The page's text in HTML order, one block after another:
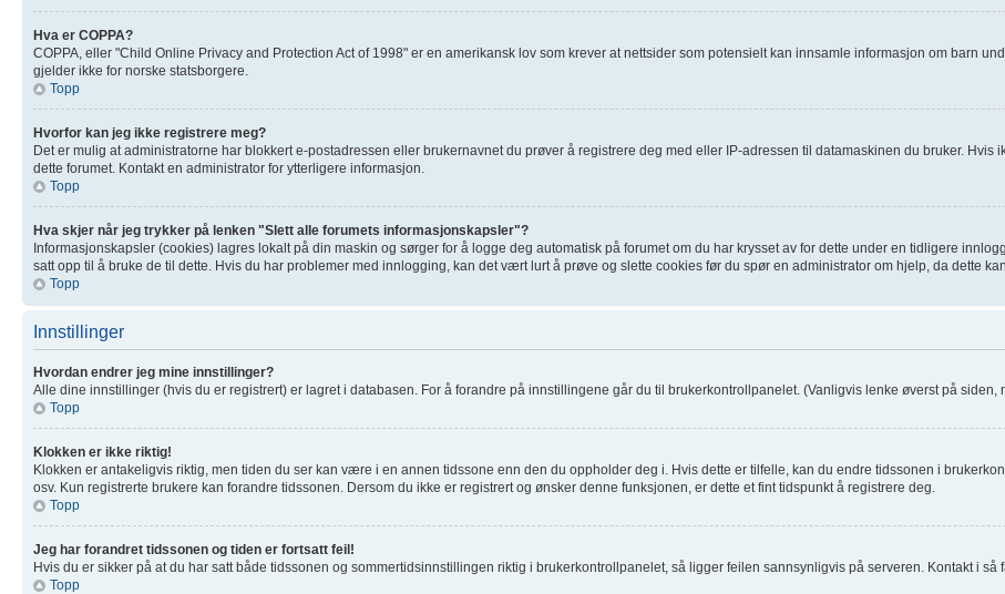
Hva er COPPA?
COPPA, eller "Child Online Privacy and Protection Act of 1998" er en amerikansk lov som krever at nettsider som potensielt kan innsamle informasjon om barn
gjelder ikke for norske statsborgere.
Topp
Hvorfor kan jeg ikke registrere meg?
Det er mulig at administratorne har blokkert e-postadressen eller brukernavnet du prøver å registrere deg med eller IP-adressen til datamaskinen du bruker.
dette forumet. Kontakt en administrator for ytterligere informasjon.
Topp
Hva skjer når jeg trykker på lenken "Slett alle forumets informasjonskapsler"?
Informasjonskapsler (cookies) lagres lokalt på din maskin og sørger for å logge deg automatisk på forumet om du har krysset av for dette under en tidligere
satt opp til å bruke de til dette. Hvis du har problemer med innlogging, kan det vært lurt å prøve og slette cookies før du spør en administrator om hjelp, da dette
Topp
Innstillinger
Hvordan endrer jeg mine innstillinger?
Alle dine innstillinger (hvis du er registrert) er lagret i databasen. For å forandre på innstillingene går du til brukerkontrollpanelet. (Vanligvis lenke øverst på
Topp
Klokken er ikke riktig!
Klokken er antakeligvis riktig, men tiden du ser kan være i en annen tidssone enn den du oppholder deg i. Hvis dette er tilfelle, kan du endre tidssonen i
osv. Kun registrerte brukere kan forandre tidssonen. Dersom du ikke er registrert og ønsker denne funksjonen, er dette et fint tidspunkt å registrere deg.
Topp
Jeg har forandret tidssonen og tiden er fortsatt feil!
Hvis du er sikker på at du har satt både tidssonen og sommertidsinnstillingen riktig i brukerkontrollpanelet, så ligger feilen sannsynligvis på serveren. Kontakt i så
Topp